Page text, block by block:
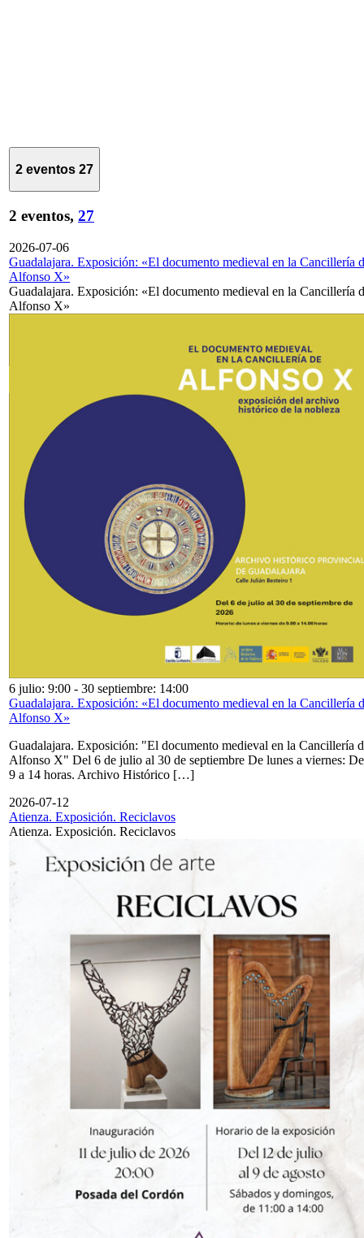
2 eventos 27
2 eventos, 27
2026-07-06
Guadalajara. Exposición: «El documento medieval en la Cancillería
Alfonso X»
Guadalajara. Exposición: «El documento medieval en la Cancillería
Alfonso X»
6 julio: 9:00 - 30 septiembre: 14:00
Guadalajara. Exposición: «El documento medieval en la Cancillería
Alfonso X»
Guadalajara. Exposición: "El documento medieval en la Cancillería
Alfonso X" Del 6 de julio al 30 de septiembre De lunes a viernes: De
9 a 14 horas. Archivo Histórico […]
2026-07-12
Atienza. Exposición. Reciclavos
Atienza. Exposición. Reciclavos